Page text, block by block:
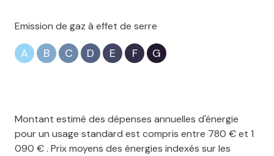
Emission de gaz à effet de serre
A B C D E F G
Montant estimé des dépenses annuelles d'énergie
pour un usage standard est compris entre 780 € et 1
090 € . Prix moyens des énergies indexés sur les